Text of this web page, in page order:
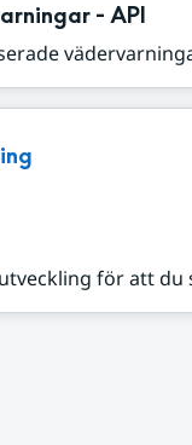
- API
för att du